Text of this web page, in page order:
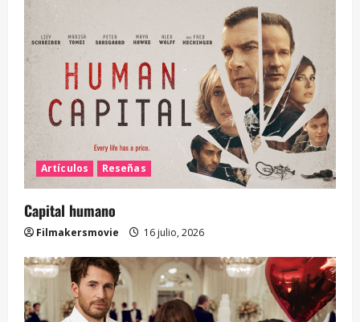
Artículos Reseñas
Capital humano
Filmakersmovie 16 julio, 2026